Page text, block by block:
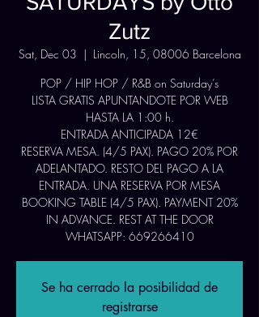
Zutz
Sat, Dec 03
  |
Lincoln, 15, 08006 Barcelona
POP / HIP HOP / R&B on Saturday’s
LISTA GRATIS APUNTANDOTE POR WEB
HASTA LA 1:00 h.
ENTRADA ANTICIPADA 12€
RESERVA MESA. (4/5 PAX). PAGO 20% POR
ADELANTADO. RESTO DEL PAGO A LA
ENTRADA. UNA RESERVA POR MESA
BOOKING TABLE (4/5 PAX). PAYMENT 20%
IN ADVANCE. REST AT THE DOOR
WHATSAPP: 669266410
Se ha cerrado la posibilidad de
registrarse